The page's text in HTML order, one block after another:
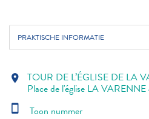
PRAKTISCHE INFORMATIE
location_on TOUR DE L’ÉGLISE DE LA
Place de l'église LA
smartphone Toon nummer